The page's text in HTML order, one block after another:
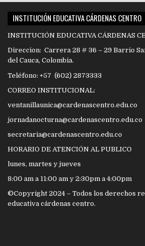
INSTITUCIÓN EDUCATIVA CÁRDENAS CENTRO
INSTITUCIÓN EDUCATIVA CÁRDENAS
Direccion: Carrera 28 # 36 – 29 Barrio
del Cauca, Colombia.
Teléfono: +57 (602) 2873333
CORREO INSTITUCIONAL:
ventanillaunica@cardenascentro.edu.co
jornadanocturna@cardenascentro.edu.co
secretaria@cardenascentro.edu.co
HORARIO DE ATENCIÓN AL PUBLICO
lunes, martes y jueves
8:00 am a 11:00 am y 2:30pm a 4:00pm
©Copyright 2024 – Todos los derechos
educativa cárdenas centro.